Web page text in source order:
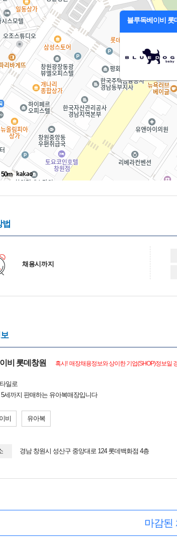
블루독베이비 롯
50m
법
채용시까지
비 롯데창원 혹시! 매장채용정보와 상이한 기업(SHOP)정보일
일로
세까지 판매하는 유아복매장입니다
비 유아복
경남 창원시 성산구 중앙대로 124 롯데백화점 4층
마감된